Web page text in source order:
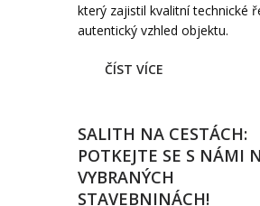
který zajistil kvalitní technické
autentický vzhled objektu.
ČÍST VÍCE
SALITH NA CESTÁCH:
POTKEJTE SE S NÁMI
VYBRANÝCH
STAVEBNINÁCH!